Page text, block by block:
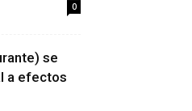
0
se
a efectos